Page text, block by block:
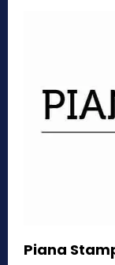
Piana